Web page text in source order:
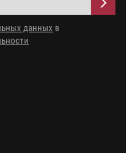
данных в